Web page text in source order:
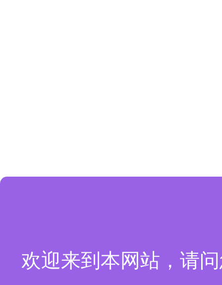
欢迎来到本网站，请